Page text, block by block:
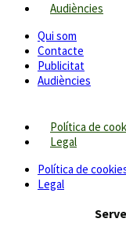
Audiències
Qui som
Contacte
Publicitat
Audiències
Política de
Legal
Política de
Legal